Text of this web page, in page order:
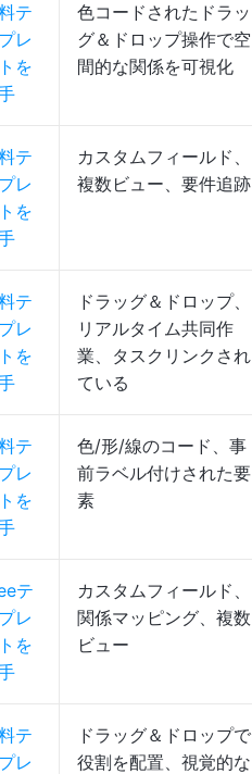
テ
レ
を
色コードされたドラッ
グ＆ドロップ操作で空
間的な関係を可視化
テ
レ
を
カスタムフィールド、
複数ビュー、要件追跡
テ
レ
を
ドラッグ＆ドロップ、
リアルタイム共同作
業、タスクリンクされ
ている
テ
レ
を
色/形/線のコード、事
前ラベル付けされた要
素
テ
レ
を
カスタムフィールド、
関係マッピング、複数
ビュー
テ
レ
ドラッグ＆ドロップで
役割を配置、視覚的な